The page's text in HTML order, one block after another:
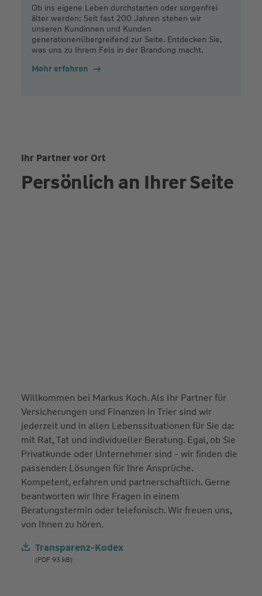
Ob ins eigene Leben durchstarten oder sorgenfrei
älter werden: Seit fast 200 Jahren stehen wir
unseren Kundinnen und Kunden
generationenübergreifend zur Seite. Entdecken Sie,
was uns zu Ihrem Fels in der Brandung macht.
Mehr erfahren
Ihr Partner vor Ort
Persönlich an Ihrer Seite
Willkommen bei Markus Koch. Als Ihr Partner für
Versicherungen und Finanzen in Trier sind wir
jederzeit und in allen Lebenssituationen für Sie da:
mit Rat, Tat und individueller Beratung. Egal, ob Sie
Privatkunde oder Unternehmer sind - wir finden die
passenden Lösungen für Ihre Ansprüche.
Kompetent, erfahren und partnerschaftlich. Gerne
beantworten wir Ihre Fragen in einem
Beratungstermin oder telefonisch. Wir freuen uns,
von Ihnen zu hören.
Transparenz-Kodex
(PDF 93 kB)